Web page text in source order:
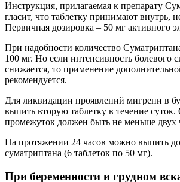
Инструкция, прилагаемая к препарату
гласит, что таблетку принимают внутрь,
Первичная дозировка – 50 мг активного
При надобности количество
100 мг. Но если интенсивность болевого
снижается, то применение
рекомендуется.
Для ликвидации проявлений мигрени в
выпить вторую таблетку в течение
промежуток должен быть не меньше двух
На протяжении 24 часов можно выпить
суматриптана (6 таблеток по 50 мг).
При беременности и грудном